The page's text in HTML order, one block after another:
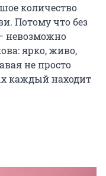
количество
Потому что без
невозможно
ярко, живо,
не просто
каждый находит